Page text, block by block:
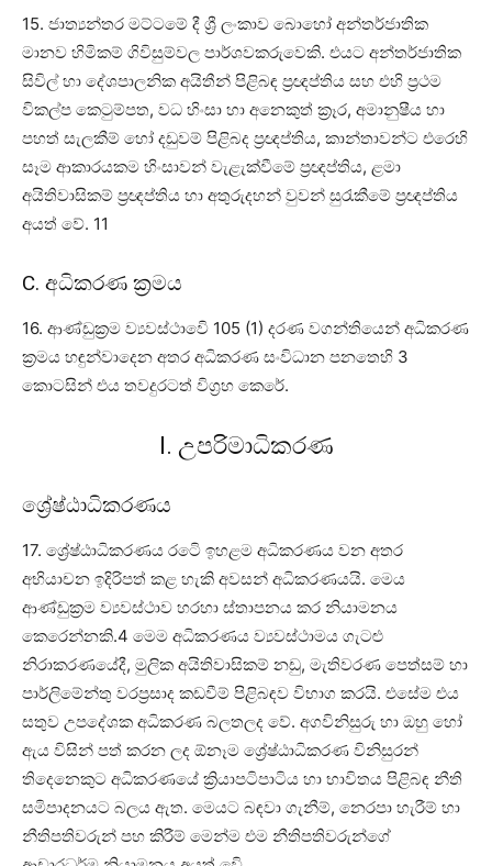
15. ජාත්‍යන්තර මට්ටමේ දී ශ්‍රී ලංකාව බොහෝ අන්තර්ජාතික
මානව හිමිකම් ගිවිසුම්වල පාර්ශවකරුවෙකි. එයට අන්තර්ජාතික
සිවිල් හා දේශපාලනික අයිතීන් පිළිබඳ ප්‍රඥප්තිය සහ එහි ප්‍රථම
විකල්ප කෙටුම්පත, වධ හිංසා හා අනෙකුත් ක්‍රෑර, අමානුෂීය හා
පහත් සැලකීම් හෝ දඩුවම් පිළිබද ප්‍රඥප්තිය, කාන්තාවන්ට එරෙහි
සෑම ආකාරයකම හිංසාවන් වැළැක්වීමේ ප්‍රඥප්තිය, ළමා
අයිතිවාසිකම් ප්‍රඥප්තිය හා අතුරුදහන් වුවන් සුරැකීමේ ප්‍රඥප්තිය
අයත් වේ. 11
C. අධිකරණ ක්‍රමය
16. ආණ්ඩුක්‍රම ව්‍යවස්ථාවෙි 105 (1) දරණ වගන්තියෙන් අධිකරණ
ක්‍රමය හඳුන්වාදෙන අතර අධිකරණ සංවිධාන පනතෙහි 3
කොටසින් එය තවදුරටත් විග්‍රහ කෙරේ.
I. උපරිමාධිකරණ
ශ්‍රේෂ්ඨාධිකරණය
17. ශ්‍රේෂ්ඨාධිකරණය රටෙි ඉහළම අධිකරණය වන අතර
අභියාචන ඉදිරිපත් කළ හැකි අවසන් අධිකරණයයි. මෙය
ආණ්ඩුක්‍රම ව්‍යවස්ථාව හරහා ස්තාපනය කර නියාමනය
කෙරෙන්නකි.4 මෙම අධිකරණය ව්‍යවස්ථාමය ගැටළු
නිරාකරණයේදී, මුලික අයිතිවාසිකම් නඩු, මැතිවරණ පෙත්සම් හා
පාර්ලිමේන්තු වරප්‍රසාද කඩවීම් පිළිබඳව විභාග කරයි. එසේම එය
සතුව උපදේශක අධිකරණ බලතලද වේ. අගවිනිසුරු හා ඔහු හෝ
ඇය විසින් පත් කරන ලද ඕනෑම ශ්‍රේෂ්ඨාධිකරණ විනිසුරන්
තිදෙනෙකුට අධිකරණයේ ක්‍රියාපටිපාටිය හා භාවිතය පිළිබඳ නීති
සමිපාදනයට බලය ඇත. මෙයට බඳවා ගැනීම්, නෙරපා හැරීම් හා
නීතිපතිවරුන් පහ කිරීම් මෙන්ම එම නීතිපතිවරුන්ගේ